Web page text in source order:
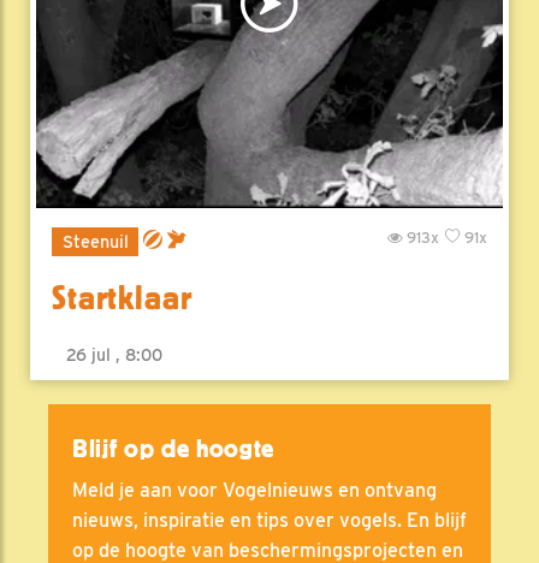
Steenuil 91x
913x
Startklaar
26 jul , 8:00
Blijf op de hoogte
Meld je aan voor Vogelnieuws en ontvang
nieuws, inspiratie en tips over vogels. En blijf
op de hoogte van beschermingsprojecten en